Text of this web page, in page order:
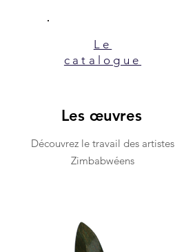
Le
catalogue
Les œuvres
Découvrez le travail des artistes
Zimbabwéens